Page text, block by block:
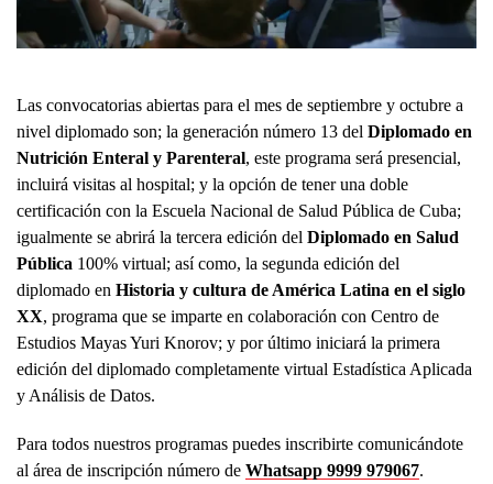
Las convocatorias abiertas para el mes de septiembre y octubre a
nivel diplomado son; la generación número 13 del Diplomado en
Nutrición Enteral y Parenteral, este programa será presencial,
incluirá visitas al hospital; y la opción de tener una doble
certificación con la Escuela Nacional de Salud Pública de Cuba;
igualmente se abrirá la tercera edición del Diplomado en Salud
Pública 100% virtual; así como, la segunda edición del
diplomado en Historia y cultura de América Latina en el siglo
XX, programa que se imparte en colaboración con Centro de
Estudios Mayas Yuri Knorov; y por último iniciará la primera
edición del diplomado completamente virtual Estadística Aplicada
y Análisis de Datos.
Para todos nuestros programas puedes inscribirte comunicándote
al área de inscripción número de Whatsapp 9999 979067.